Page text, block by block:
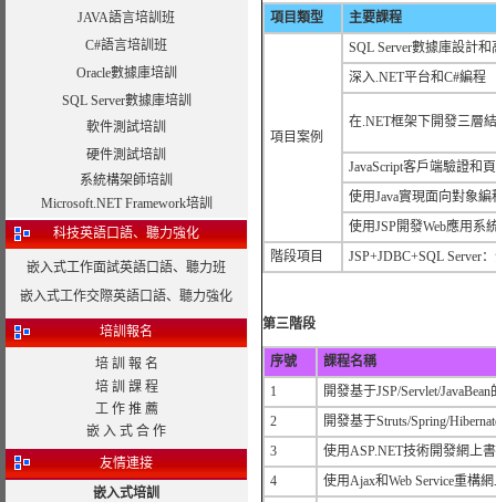
JAVA語言培訓班
C#語言培訓班
Oracle數據庫培訓
SQL Server數據庫培訓
軟件測試培訓
硬件測試培訓
系統構架師培訓
Microsoft.NET Framework培訓
科技英語口語、聽力強化
嵌入式工作面試英語口語、聽力班
嵌入式工作交際英語口語、聽力強化
培訓報名
培 訓 報 名
培 訓 課 程
工 作 推 薦
嵌 入 式 合 作
友情連接
嵌入式培訓
項目類型 主要課程
項目案例
SQL Server數據庫設計
深入.NET平台和C#編程
在.NET框架下開發三層
JavaScript客戶端驗證和
使用Java實現面向對象編
使用JSP開發Web應用系
階段項目
JSP+JDBC+SQL Server
第三階段
序號
課程名稱
1
開發基于JSP/Servlet/
2
開發基于Struts/Spring/
3
使用ASP.NET技術開發網上
4
使用Ajax和Web Service重構